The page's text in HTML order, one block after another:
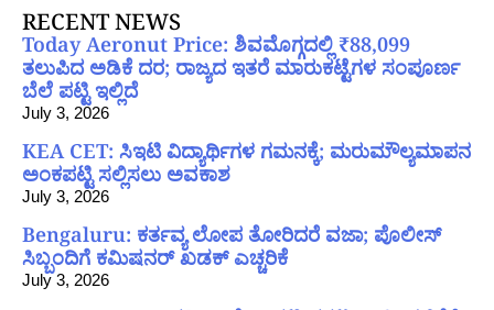
RECENT NEWS
Today Aeronut Price: ಶಿವಮೊಗ್ಗದಲ್ಲಿ ₹88,099
ತಲುಪಿದ ಅಡಿಕೆ ದರ; ರಾಜ್ಯದ ಇತರೆ ಮಾರುಕಟ್ಟೆಗಳ ಸಂಪೂರ್ಣ
ಬೆಲೆ ಪಟ್ಟಿ ಇಲ್ಲಿದೆ
July 3, 2026
KEA CET: ಸಿಇಟಿ ವಿದ್ಯಾರ್ಥಿಗಳ ಗಮನಕ್ಕೆ; ಮರುಮೌಲ್ಯಮಾಪನ
ಅಂಕಪಟ್ಟಿ ಸಲ್ಲಿಸಲು ಅವಕಾಶ
July 3, 2026
Bengaluru: ಕರ್ತವ್ಯ ಲೋಪ ತೋರಿದರೆ ವಜಾ; ಪೊಲೀಸ್
ಸಿಬ್ಬಂದಿಗೆ ಕಮಿಷನರ್ ಖಡಕ್ ಎಚ್ಚರಿಕೆ
July 3, 2026